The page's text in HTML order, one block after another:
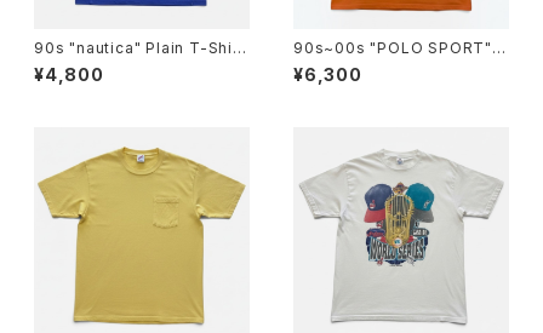
90s "nautica" Plain T-Shirt
ノーティカ 無地Tシャツ [L]
¥4,800
90s~00s "POLO SPORT" R
ALPH LAUREN TANK TOP
ポロスポーツ タンクトップ [L]
¥6,300